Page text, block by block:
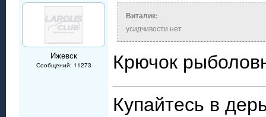
Ижевск
Сообщений: 11273
Виталик:
усидчивости нет
Крючок
Купайтесь в